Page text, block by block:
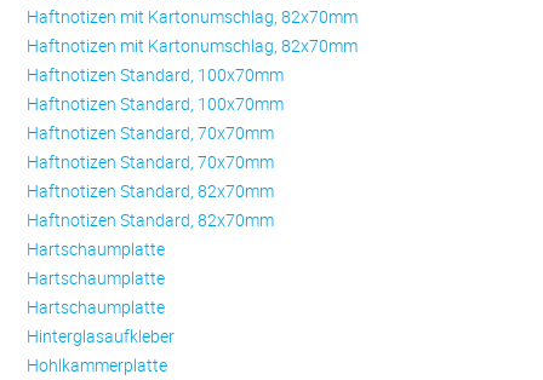
Haftnotizen mit Kartonumschlag, 82x70mm
Haftnotizen mit Kartonumschlag, 82x70mm
Haftnotizen Standard, 100x70mm
Haftnotizen Standard, 100x70mm
Haftnotizen Standard, 70x70mm
Haftnotizen Standard, 70x70mm
Haftnotizen Standard, 82x70mm
Haftnotizen Standard, 82x70mm
Hartschaumplatte
Hartschaumplatte
Hartschaumplatte
Hinterglasaufkleber
Hohlkammerplatte